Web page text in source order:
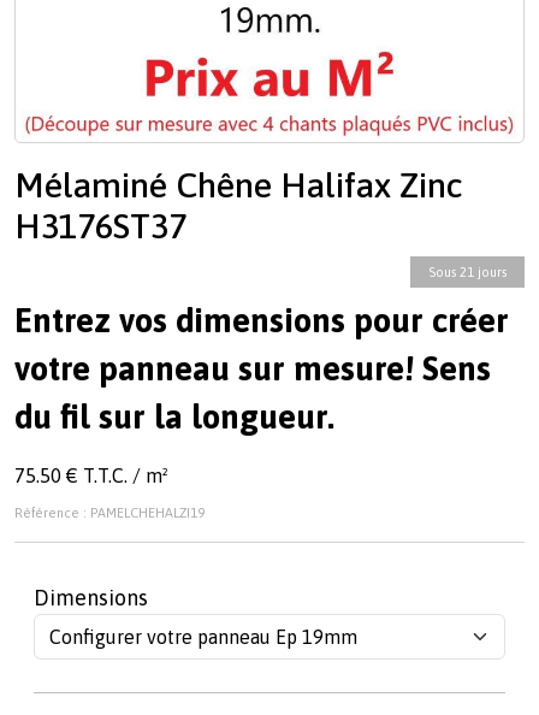
Mélaminé Chêne Halifax Zinc
H3176ST37
Sous 21 jours
Entrez vos dimensions pour créer
votre panneau sur mesure! Sens
du fil sur la longueur.
75.50 € T.T.C. / m²
Référence : PAMELCHEHALZI19
Dimensions